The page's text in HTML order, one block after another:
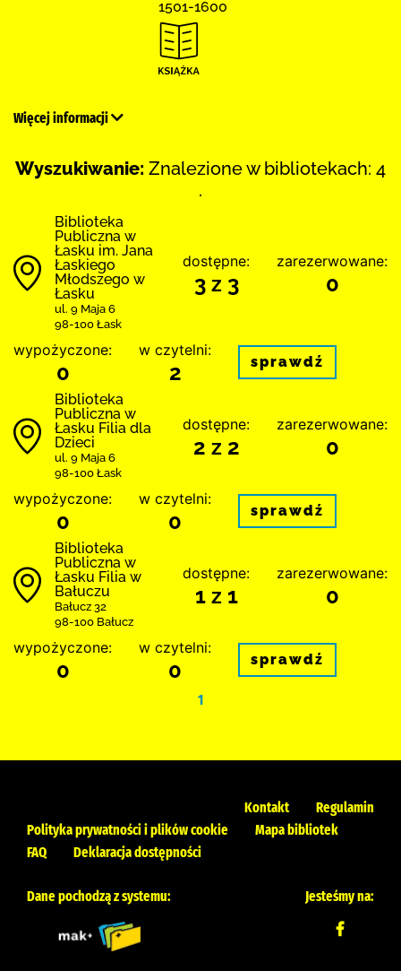
1501-1600
Więcej informacji
Wyszukiwanie: Znalezione w bibliotekach: 4
.
Biblioteka
Publiczna w
Łasku im. Jana
Łaskiego
Młodszego w
Łasku
ul. 9 Maja 6
98-100 Łask
dostępne:
3 z 3
zarezerwowane:
0
wypożyczone:
0
w czytelni:
2 sprawdź
Biblioteka
Publiczna w
Łasku Filia dla
Dzieci
ul. 9 Maja 6
98-100 Łask
dostępne:
2 z 2
zarezerwowane:
0
wypożyczone:
0
w czytelni:
0 sprawdź
Biblioteka
Publiczna w
Łasku Filia w
Bałuczu
Bałucz 32
98-100 Bałucz
dostępne:
1 z 1
zarezerwowane:
0
wypożyczone:
0
w czytelni:
0 sprawdź
1
Kontakt
Regulamin
Polityka prywatności i plików cookie
Mapa bibliotek
FAQ
Deklaracja dostępności
Dane pochodzą z systemu: Jesteśmy na: